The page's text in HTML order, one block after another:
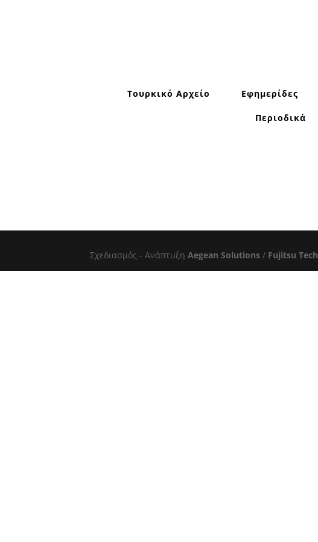
Τουρκικό Αρχείο Εφημερίδες
Περιοδικά
Σχεδιασμός - ΑνάπτυξηAegean Solutions / Fujitsu